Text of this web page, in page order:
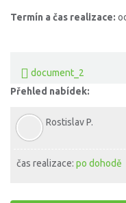
Termín a čas realizace:
document_2
Přehled nabídek:
Rostislav P.
čas realizace:po dohodě